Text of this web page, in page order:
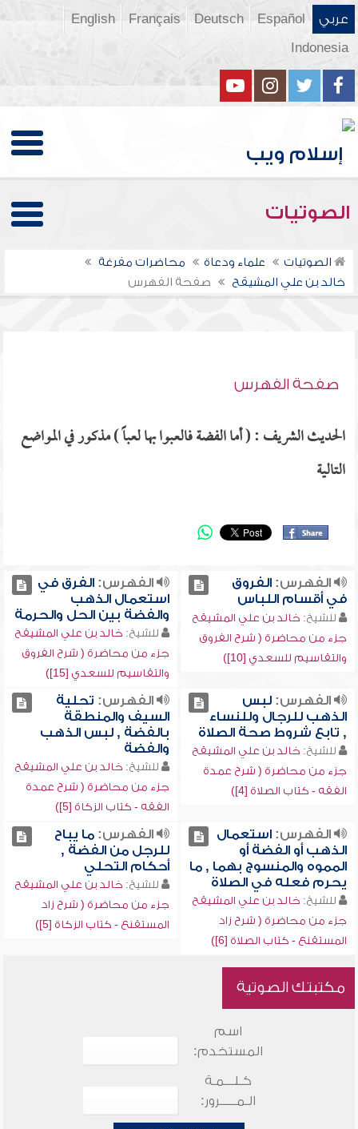
عربي Español
Deutsch
Français
English
Indonesia
الصوتيات
الصوتيات علماء ودعاة
محاضرات مفرغة
خالد بن علي المشيقح
صفحة الفهرس
صفحة الفهرس
الحديث الشريف : ( أما الفضة فالعبوا بها لعباً ) مذكور في المواضع
التالية
الفهرس:الفروق
في أقسام اللباس
للشيخ: خالد بن علي المشيقح
جزء من محاضرة ( شرح الفروق
والتقاسيم للسعدي [10])
الفهرس:الفرق في
استعمال الذهب
والفضة بين الحل والحرمة
للشيخ: خالد بن علي المشيقح
جزء من محاضرة ( شرح الفروق
والتقاسيم للسعدي [15])
الفهرس:لبس
الذهب للرجال وللنساء
, تابع شروط صحة الصلاة
للشيخ: خالد بن علي المشيقح
جزء من محاضرة ( شرح عمدة
الفقه - كتاب الصلاة [4])
الفهرس: تحلية
السيف والمنطقة
بالفضة , لبس الذهب
والفضة
للشيخ: خالد بن علي المشيقح
جزء من محاضرة ( شرح عمدة
الفقه - كتاب الزكاة [5])
الفهرس:استعمال
الذهب أو الفضة أو
المموه والمنسوج بهما , ما
يحرم فعله في الصلاة
للشيخ: خالد بن علي المشيقح
جزء من محاضرة ( شرح زاد
المستقنع - كتاب الصلاة [6])
الفهرس:ما يباح
للرجل من الفضة ,
أحكام التحلي
للشيخ: خالد بن علي المشيقح
جزء من محاضرة ( شرح زاد
المستقنع - كتاب الزكاة [5])
مكتبتك الصوتية
اسم
المستخدم:
كـلـــمـة
الـمـــــرور: